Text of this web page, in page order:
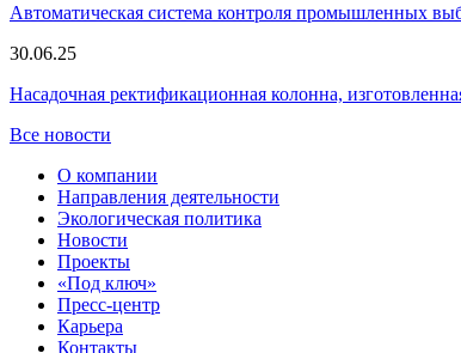
Автоматическая система контроля промышленных
30.06.25
Насадочная ректификационная колонна,
Все новости
О компании
Направления деятельности
Экологическая политика
Новости
Проекты
«Под ключ»
Пресс-центр
Карьера
Контакты